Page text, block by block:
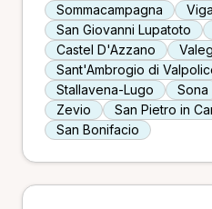
Sommacampagna
San Giovanni Lupatoto
Castel D'Azzano
Sant'Ambrogio di
Stallavena-Lugo
Sona
Zevio
San Pietro in
San Bonifacio